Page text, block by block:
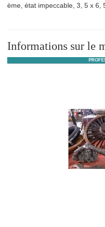
ème, état impeccable, 3, 5 x 6,
Informations sur le